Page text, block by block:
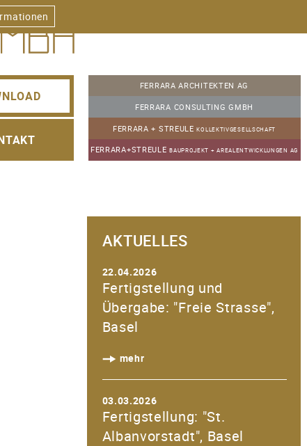
FERRARA ARCHITEKTEN AG
FERRARA CONSULTING GMBH
FERRARA + STREULEKOLLEKTIVGESELLSCHAFT
FERRARA+STREULEBAUPROJEKT + AREALENTWICKLUNGEN AG
AKTUELLES
22.04.2026
Fertigstellung und
Übergabe: "Freie Strasse",
Basel
mehr
03.03.2026
Fertigstellung: "St.
Albanvorstadt", Basel